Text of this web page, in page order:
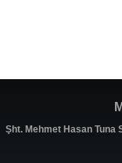
Şht. Mehmet Hasan Tuna